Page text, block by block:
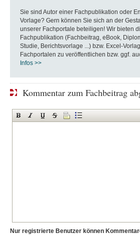
Sie sind Autor einer Fachpublikation oder
Vorlage? Gern können Sie sich an der
unserer Fachportale beteiligen! Wir bieten
Fachpublikation (Fachbeitrag, eBook,
Studie, Berichtsvorlage ...) bzw. Excel-
Fachportalen zu veröffentlichen bzw. ggf.
Infos >>
Kommentar zum Fachbeitrag
Nur registrierte Benutzer können